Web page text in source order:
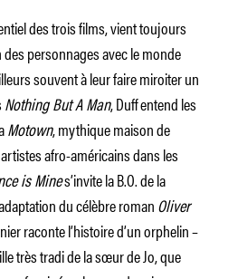
des trois films, vient toujours
personnages avec le monde
souvent à leur faire miroiter un
Nothing But A Man, Duff entend les
Motown, mythique maison de
afro-américains dans les
is Mines’invite la B.O. de la
du célèbre romanOliver
raconte l’histoire d’un orphelin –
très tradi de la sœur de Jo, que